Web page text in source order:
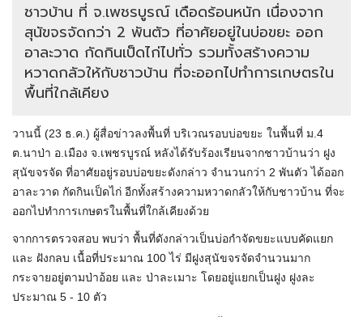
ชาวบ้าน ที่ จ.เพชรบูรณ์ เดือดร้อนหนัก เนื่องจาก
สุนัขจรจัดกว่า 2 พันตัว ที่อาศัยอยู่ในบ่อขยะ ออก
อาละวาด กัดกินเป็ดไก่ไปทั่ว รวมทั้งสร้างความ
หวาดกลัวให้กับชาวบ้าน ที่จะออกไปทำการเกษตรใน
พื้นที่ใกล้เคียง
วานนี้ (23 ธ.ค.) ผู้สื่อข่าวลงพื้นที่ บริเวณรอบบ่อขยะ ในพื้นที่ ม.4
ต.นาป่า อ.เมือง จ.เพชรบูรณ์ หลังได้รับร้องเรียนจากชาวบ้านว่า ฝูง
สุนัขจรจัด ที่อาศัยอยู่รอบบ่อขยะดังกล่าว จำนวนกว่า 2 พันตัว ได้ออก
อาละวาด กัดกินเป็ดไก่ อีกทั้งสร้างความหวาดกลัวให้กับชาวบ้าน ที่จะ
ออกไปทำการเกษตรในพื้นที่ใกล้เคียงด้วย
จากการตรวจสอบ พบว่า พื้นที่ดังกล่าวเป็นบ่อกำจัดขยะแบบคัดแยก
และ ฝังกลบ เนื้อที่ประมาณ 100 ไร่ มีฝูงสุนัขจรจัดจำนวนมาก
กระจายอยู่ตามป่าอ้อย และ ป่าละเมาะ โดยอยู่แยกเป็นฝูง ฝูงละ
ประมาณ 5 - 10 ตัว